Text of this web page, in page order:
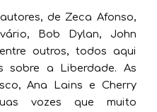
de Zeca Afonso,
Bob Dylan, John
outros, todos aqui
sobre a Liberdade. As
Ana Lains e Cherry
vozes que muito